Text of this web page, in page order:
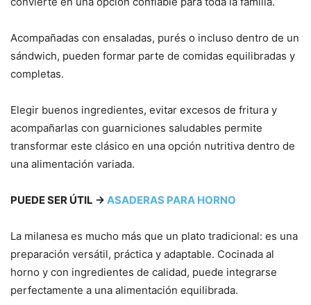
Acompañadas con ensaladas, purés o incluso dentro de un
sándwich, pueden formar parte de comidas equilibradas y
completas.
Elegir buenos ingredientes, evitar excesos de fritura y
acompañarlas con guarniciones saludables permite
transformar este clásico en una opción nutritiva dentro de
una alimentación variada.
PUEDE SER ÚTIL → ASADERAS PARA HORNO
La milanesa es mucho más que un plato tradicional: es una
preparación versátil, práctica y adaptable. Cocinada al
horno y con ingredientes de calidad, puede integrarse
perfectamente a una alimentación equilibrada.